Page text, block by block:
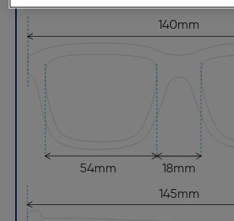
140mm
18mm
54mm
145mm